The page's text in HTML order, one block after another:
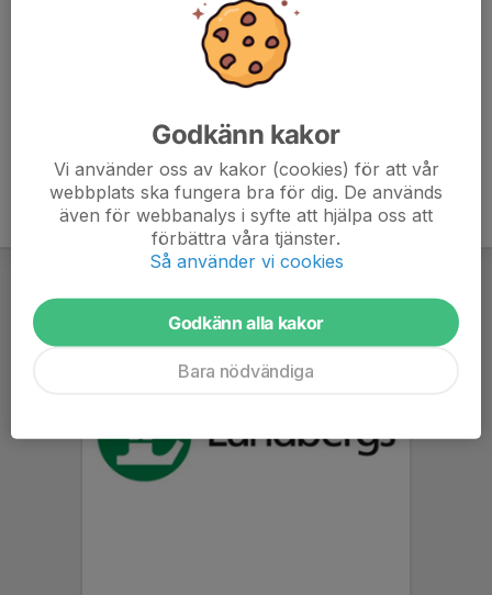
Godkänn kakor
Vi använder oss av kakor (cookies) för att vår
webbplats ska fungera bra för dig. De används
även för webbanalys i syfte att hjälpa oss att
förbättra våra tjänster.
Så använder vi cookies
Godkänn alla kakor
Bara nödvändiga